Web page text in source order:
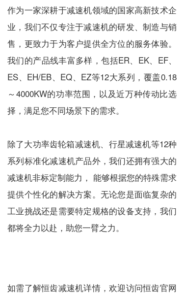
作为一家深耕于减速机领域的国家高新技术企
业，我们不仅专注于减速机的研发、制造与销
售，更致力于为客户提供全方位的服务体验。
我们的产品线丰富多样，包括ER、EK、EF、
ES、EH/EB、EQ、EZ等12大系列，覆盖0.18
～4000KW的功率范围，以及近万种传动比选
择，满足您不同场景下的需求。
除了大功率齿轮箱减速机、 行星减速机等12种
系列标准化减速机产品外，我们还拥有强大的
减速机非标定制能力， 能够根据您的特殊需求
提供个性化的解决方案。无论您是面临复杂的
工业挑战还是需要特定规格的设备支持，我们
都将全力以赴，助您一臂之力。
如需了解恒齿减速机详情，欢迎访问恒齿官网